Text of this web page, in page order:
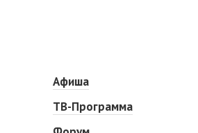
Афиша
ТВ-Программа